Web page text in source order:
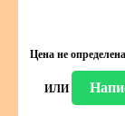
Цена не
ИЛИ